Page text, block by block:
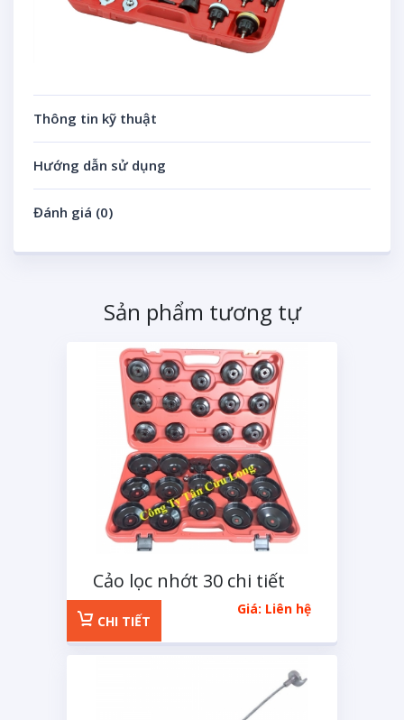
Thông tin kỹ thuật
Hướng dẫn sử dụng
Đánh giá (0)
Sản phẩm tương tự
Cảo lọc nhớt 30 chi tiết
XGM
Giá: Liên hệ
CHI TIẾT